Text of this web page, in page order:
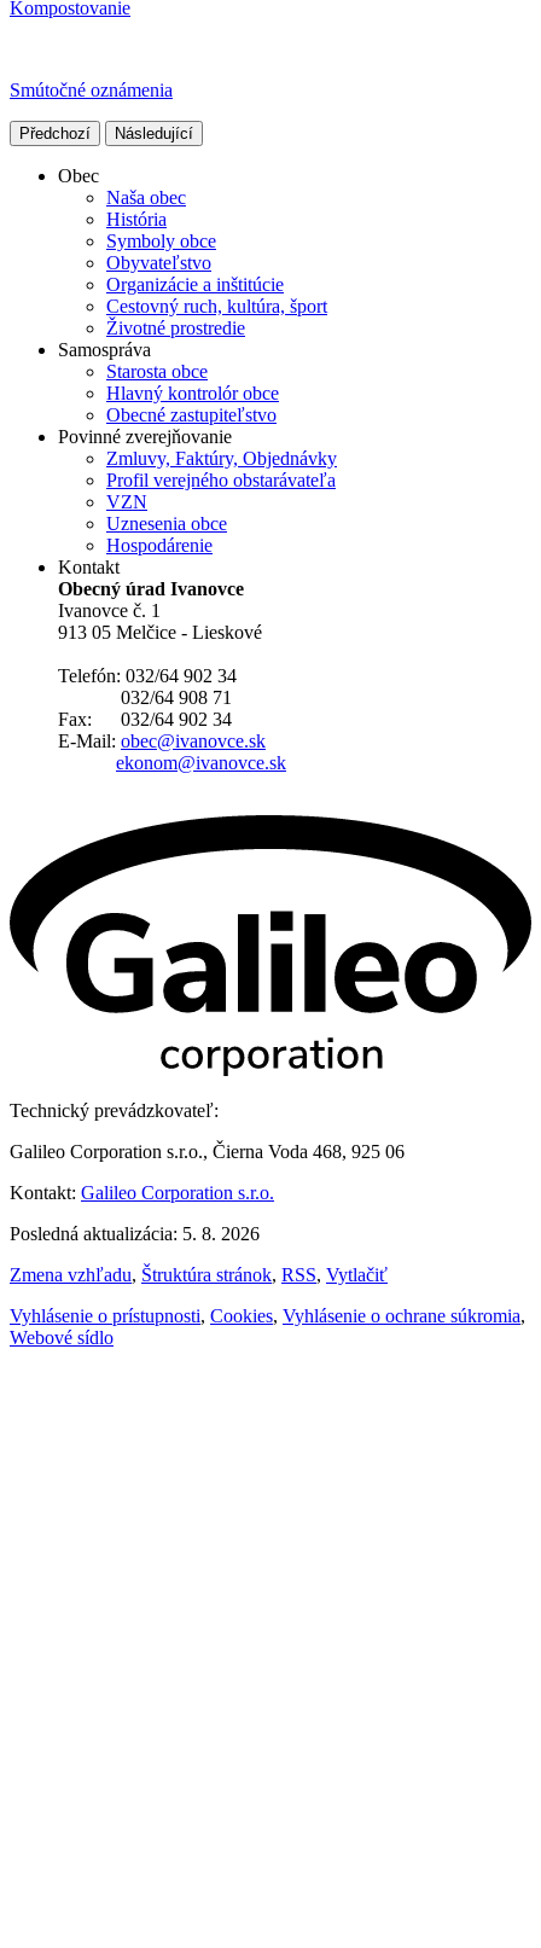
Kompostovanie
Smútočné oznámenia
Předchozí Následující
Obec
Naša obec
História
Symboly obce
Obyvateľstvo
Organizácie a inštitúcie
Cestovný ruch, kultúra, šport
Životné prostredie
Samospráva
Starosta obce
Hlavný kontrolór obce
Obecné zastupiteľstvo
Povinné zverejňovanie
Zmluvy, Faktúry, Objednávky
Profil verejného obstarávateľa
VZN
Uznesenia obce
Hospodárenie
Kontakt
Obecný úrad Ivanovce
Ivanovce č. 1
913 05 Melčice - Lieskové
Telefón: 032/64 902 34
032/64 908 71
Fax: 032/64 902 34
E-Mail: obec@ivanovce.sk
ekonom@ivanovce.sk
Technický prevádzkovateľ:
Galileo Corporation s.r.o., Čierna Voda 468, 925 06
Kontakt: Galileo Corporation s.r.o.
Posledná aktualizácia: 5. 8. 2026
Zmena vzhľadu, Štruktúra stránok, RSS, Vytlačiť
Vyhlásenie o prístupnosti, Cookies, Vyhlásenie o ochrane súkromia,
Webové sídlo